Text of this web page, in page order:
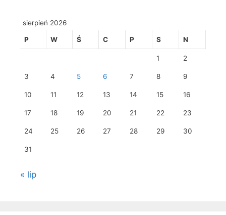
sierpień 2026
P W Ś C P S N
1 2
3 4 5 6 7 8 9
10 11 12 13 14 15 16
17 18 19 20 21 22 23
24 25 26 27 28 29 30
31
« lip